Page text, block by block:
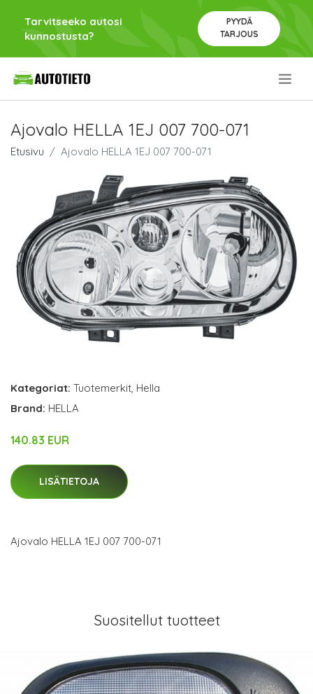
Tarvitseeko autosi
kunnostusta?
PYYDÄ
TARJOUS
Ajovalo HELLA 1EJ 007 700-071
Etusivu Ajovalo HELLA 1EJ 007 700-071
Kategoriat: Tuotemerkit, Hella
Brand: HELLA
140.83 EUR
LISÄTIETOJA
Ajovalo HELLA 1EJ 007 700-071
Suositellut tuotteet